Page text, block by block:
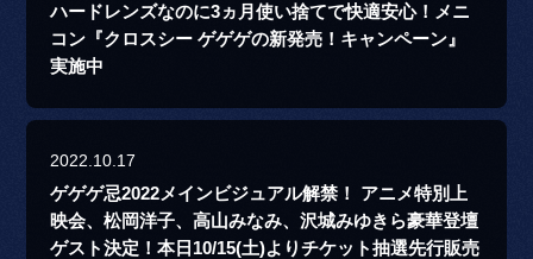
ハードレンズなのに3ヵ月使い捨てで快適安心！メニ
コン『クロスシー ゲゲゲの新発売！キャンペーン』
実施中
2022.10.17
ゲゲゲ忌2022メインビジュアル解禁！ アニメ特別上
映会、松岡洋子、高山みなみ、沢城みゆきら豪華登壇
ゲスト決定！本日10/15(土)よりチケット抽選先行販売